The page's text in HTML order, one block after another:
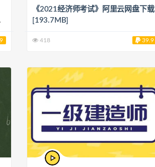
《2021经济师考试》阿里云网盘下载
[193.7MB]
418 39.9